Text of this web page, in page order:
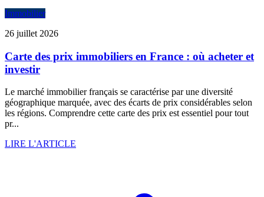
Immobilier
26 juillet 2026
Carte des prix immobiliers en France : où acheter et
investir
Le marché immobilier français se caractérise par une diversité
géographique marquée, avec des écarts de prix considérables selon
les régions. Comprendre cette carte des prix est essentiel pour tout
pr...
LIRE L'ARTICLE